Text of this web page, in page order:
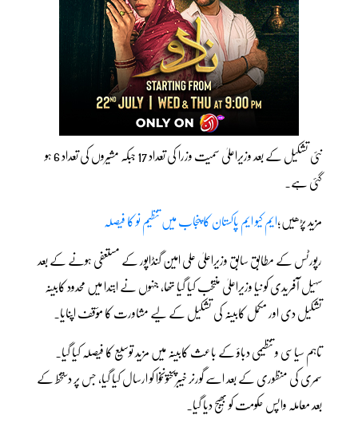
نئی تشکیل کے بعد وزیراعلیٰ سمیت وزرا کی تعداد 17 جبکہ مشیروں کی تعداد 6 ہو
گئی ہے۔
مزید پڑھیں؛ایم کیو ایم پاکستان کا پنجاب میں تنظیم نو کا فیصلہ
رپورٹس کے مطابق سابق وزیراعلیٰ علی امین گنڈاپور کے مستعفی ہونے کے بعد
سہیل آفریدی کو نیا وزیراعلیٰ منتخب کیا گیا تھا، جنہوں نے ابتدا میں محدود کابینہ
تشکیل دی اور مکمل کابینہ کی تشکیل کے لیے مشاورت کا مؤقف اپنایا۔
تاہم سیاسی و تنظیمی دباؤ کے باعث کابینہ میں مزید توسیع کا فیصلہ کیا گیا۔
سمری کی منظوری کے بعد اسے گورنر خیبرپختونخوا کو ارسال کیا گیا، جس پر دستخط کے
بعد معاملہ واپس حکومت کو بھیج دیا گیا۔